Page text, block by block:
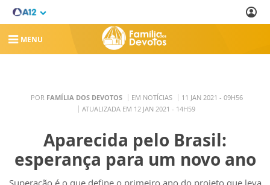
MENU
POR FAMÍLIA DOS DEVOTOS EM NOTÍCIAS
11 JAN 2021 - 09H56
ATUALIZADA EM 12 JAN 2021 - 14H59
Aparecida pelo Brasil:
esperança para um novo ano
Superação é o que define o primeiro ano do projeto que leva